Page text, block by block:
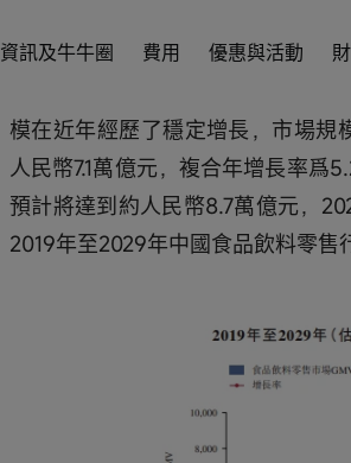
資訊及牛牛圈 費用 優惠與活動
模在近年經歷了穩定增長，市場規
人民幣7.1萬億元，複合年增長率爲
預計將達到約人民幣8.7萬億元，
2019年至2029年中國食品飲料零售